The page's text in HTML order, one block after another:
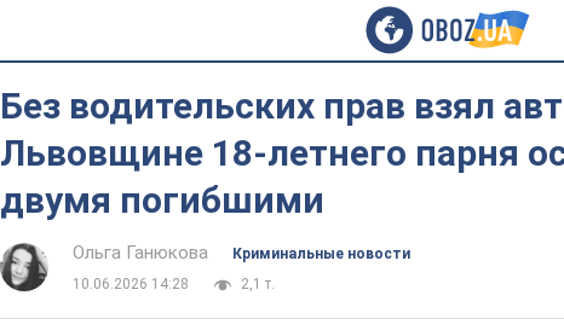
Без водительских прав взял
Львовщине 18-летнего парня
двумя погибшими
Ольга Ганюкова
Криминальные новости
10.06.2026 14:28
2,1 т.